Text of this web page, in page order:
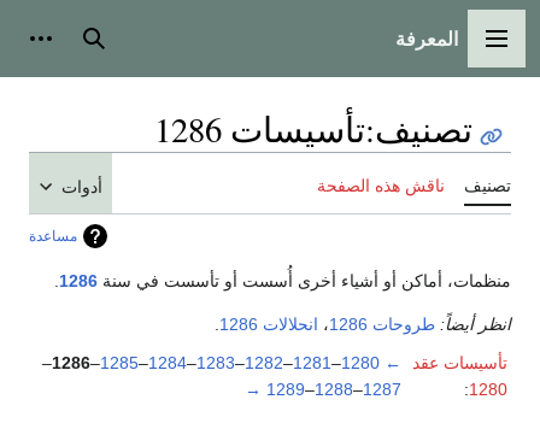
القائمة الرئيسية
المعرفة بحث
تصنيف:تأسيسات 1286
تصنيف ناقش هذه الصفحة أدوات
مساعدة
منظمات، أماكن أو أشياء أخرى أُسست أو تأسست في سنة 1286
انظر أيضاً: طروحات 1286 ، انحلالات 1286
تأسيسات عقد
1280
:
←
1280
–
1281
–
1282
–
1283
–
1284
–
1285
–
1286
–
1287
–
1288
–
1289
→